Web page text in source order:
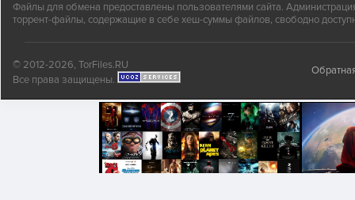
Файлы для обмена предоставлены пользователями сайта.
торрент-файлы, содержащие в себе хеш-суммы файлов, свободно
© 2012-2026, TorFiles.RU
Все права защищены.